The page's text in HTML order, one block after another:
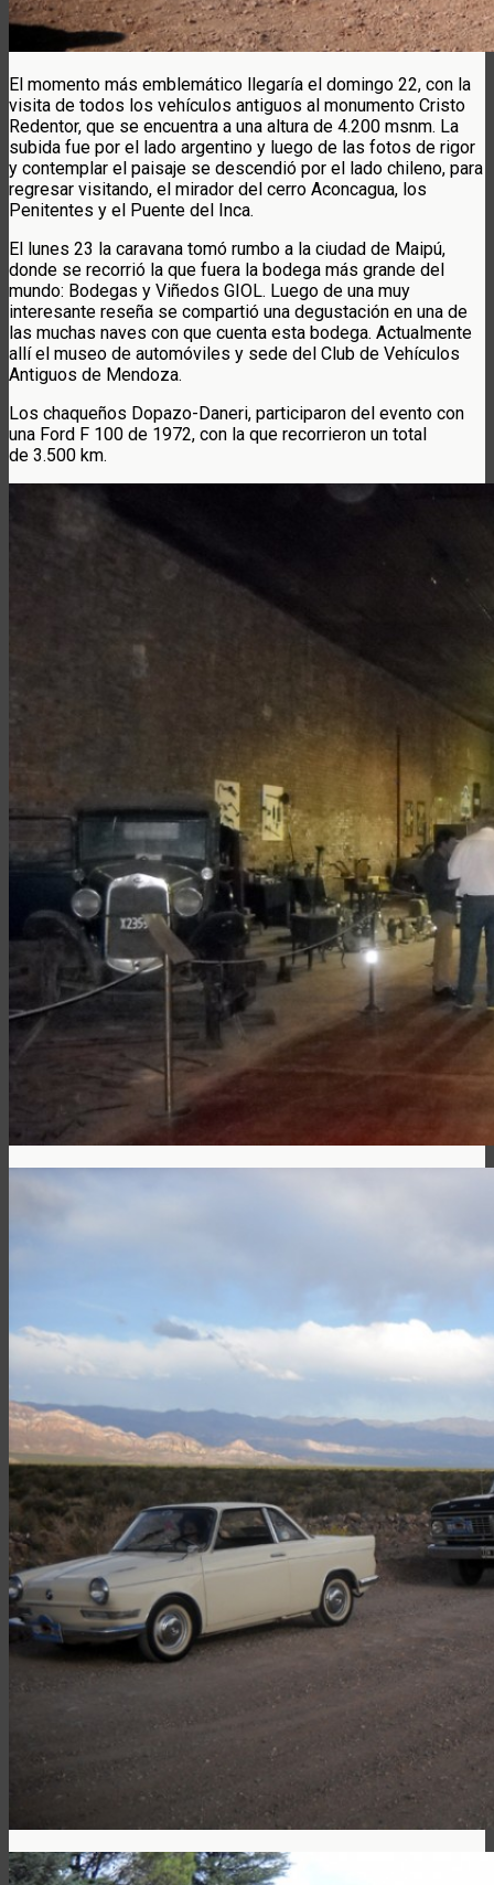
El momento más emblemático llegaría el domingo 22, con la
visita de todos los vehículos antiguos al monumento Cristo
Redentor, que se encuentra a una altura de 4.200 msnm. La
subida fue por el lado argentino y luego de las fotos de rigor
y contemplar el paisaje se descendió por el lado chileno, para
regresar visitando, el mirador del cerro Aconcagua, los
Penitentes y el Puente del Inca.
El lunes 23 la caravana tomó rumbo a la ciudad de Maipú,
donde se recorrió la que fuera la bodega más grande del
mundo: Bodegas y Viñedos GIOL. Luego de una muy
interesante reseña se compartió una degustación en una de
las muchas naves con que cuenta esta bodega. Actualmente
allí el museo de automóviles y sede del Club de Vehículos
Antiguos de Mendoza.
Los chaqueños Dopazo-Daneri, participaron del evento con
una Ford F 100 de 1972, con la que recorrieron un total
de 3.500 km.